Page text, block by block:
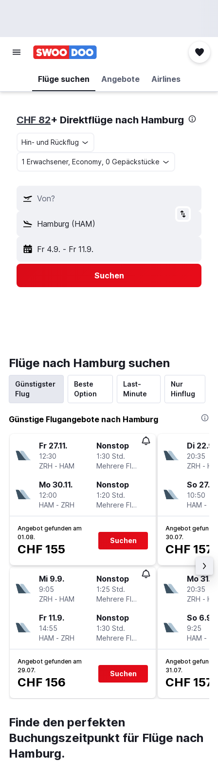
Flüge suchen Angebote Airlines
CHF 82+ Direktflüge nach Hamburg
Hin- und Rückflug
1 Erwachsener, Economy, 0 Gepäckstücke
Von?
Hamburg (HAM)
Fr 4.9. - Fr 11.9.
Suchen
Flüge nach Hamburg suchen
Günstigster
Flug
Beste
Option
Last-
Minute
Nur
Hinflug
Günstige Flugangebote nach Hamburg
Fr 27.11.
12:30
ZRH - HAM
Nonstop
1:30 Std.
Mehrere Fluglinien
Mo 30.11.
12:00
HAM - ZRH
Nonstop
1:20 Std.
Mehrere Fluglinien
Angebot gefunden am
01.08.
CHF 155
Suchen
Mi 9.9.
9:05
ZRH - HAM
Nonstop
1:25 Std.
Mehrere Fluglinien
Fr 11.9.
14:55
HAM - ZRH
Nonstop
1:30 Std.
Mehrere Fluglinien
Angebot gefunden am
29.07.
CHF 156
Suchen
Di 22.9.
20:35
ZRH -
So 27.9.
10:50
HAM -
Angebot
30.07.
CHF 157
Mo 31.8.
20:35
ZRH -
So 6.9.
9:25
HAM -
Angebot
31.07.
CHF 157
Finde den perfekten
Buchungszeitpunkt für Flüge nach
Hamburg.